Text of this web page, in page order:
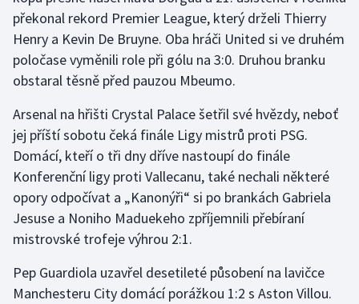
Lezení
Lyže a snowboard
Moderní pětiboj
Motorsport
Olympijské hry
Parasport
Plavání
Plážový volejbal
překonal rekord Premier League, který drželi Thierry
Henry a Kevin De Bruyne. Oba hráči United si ve druhém
poločase vyměnili role při gólu na 3:0. Druhou branku
obstaral těsně před pauzou Mbeumo.
Arsenal na hřišti Crystal Palace šetřil své hvězdy, neboť
jej příští sobotu čeká finále Ligy mistrů proti PSG.
Domácí, kteří o tři dny dříve nastoupí do finále
Konferenční ligy proti Vallecanu, také nechali některé
opory odpočívat a „Kanonýři“ si po brankách Gabriela
Jesuse a Noniho Maduekeho zpříjemnili přebíraní
mistrovské trofeje výhrou 2:1.
Pep Guardiola uzavřel desetileté působení na lavičce
Manchesteru City domácí porážkou 1:2 s Aston Villou.